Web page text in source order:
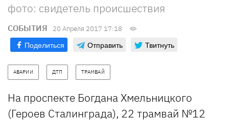
фото: свидетель происшествия
СОБЫТИЯ 20 Апреля 2017 17:18
Поделиться Отправить Твитнуть
АВАРИИ ДТП ТРАМВАЙ
На проспекте Богдана Хмельницкого
(Героев Сталинграда), 22 трамвай №12